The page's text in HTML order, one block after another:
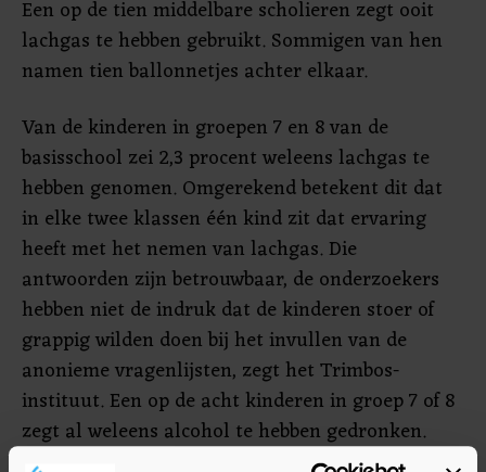
Een op de tien middelbare scholieren zegt ooit
lachgas te hebben gebruikt. Sommigen van hen
namen tien ballonnetjes achter elkaar.
Van de kinderen in groepen 7 en 8 van de
basisschool zei 2,3 procent weleens lachgas te
hebben genomen. Omgerekend betekent dit dat
in elke twee klassen één kind zit dat ervaring
heeft met het nemen van lachgas. Die
antwoorden zijn betrouwbaar, de onderzoekers
hebben niet de indruk dat de kinderen stoer of
grappig wilden doen bij het invullen van de
anonieme vragenlijsten, zegt het Trimbos-
instituut. Een op de acht kinderen in groep 7 of 8
zegt al weleens alcohol te hebben gedronken.